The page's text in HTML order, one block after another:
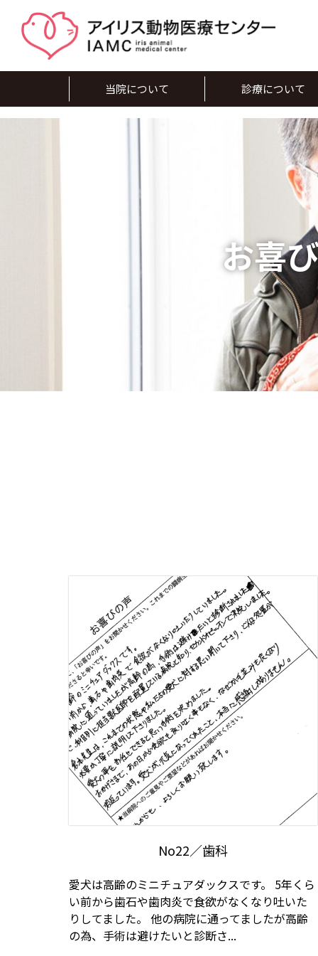
当院について 診療について
お喜
No22／歯科
愛犬は高齢のミニチュアダックスです。 5年くら
い前から歯石や歯肉炎で食欲がなくなり吐いた
りしてました。 他の病院に通ってましたが高齢
の為、手術は避けたいと診断さ...